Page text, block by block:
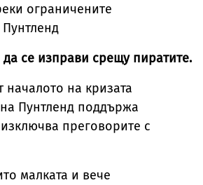
ограничените
се изправи срещу пиратите.
на кризата
Пунтленд поддържа
преговорите с
малката и вече